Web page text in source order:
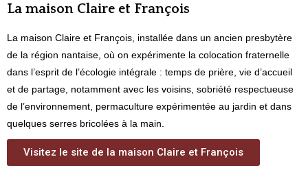
La maison Claire et François
La maison Claire et François , installée dans un ancien presbytère
de la région nantaise, où on expérimente la colocation fraternelle
dans l’esprit de l’écologie intégrale : temps de prière, vie d’accueil
et de partage, notamment avec les voisins, sobriété respectueuse
de l’environnement, permaculture expérimentée au jardin et dans
quelques serres bricolées à la main.
Visitez le site de la maison Claire et François